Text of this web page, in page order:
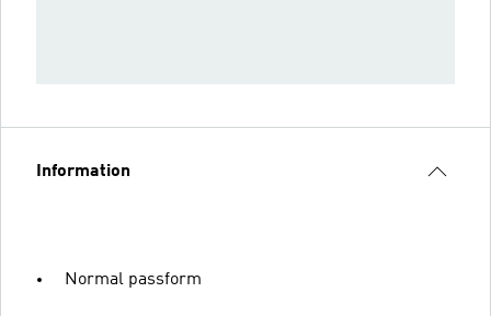
Information
Normal passform